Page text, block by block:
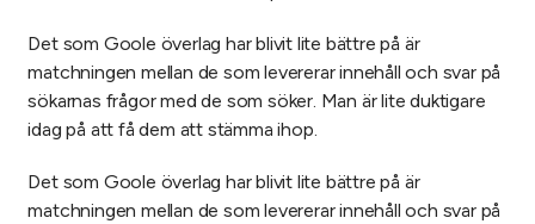
Det som Goole överlag har blivit lite bättre på är
matchningen mellan de som levererar innehåll och svar på
sökarnas frågor med de som söker. Man är lite duktigare
idag på att få dem att stämma ihop.
Det som Goole överlag har blivit lite bättre på är
matchningen mellan de som levererar innehåll och svar på